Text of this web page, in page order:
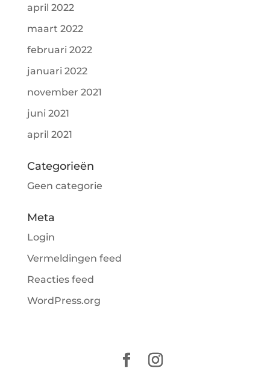
april 2022
maart 2022
februari 2022
januari 2022
november 2021
juni 2021
april 2021
Categorieën
Geen categorie
Meta
Login
Vermeldingen feed
Reacties feed
WordPress.org